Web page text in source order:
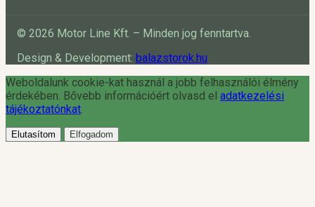
© 2026 Motor Line Kft. – Minden jog fenntartva.
Design & Development: balazstorok.hu
Weboldalunk cookie-kat használ a jobb felhasználói élmény
érdekében. Bővebb információért olvasd el adatkezelési
tájékoztatónkat
Elutasítom Elfogadom